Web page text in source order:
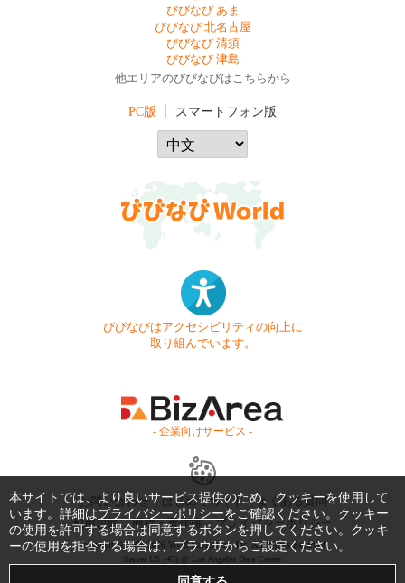
びびなび あま
びびなび 北名古屋
びびなび 清須
びびなび 津島
他エリアのびびなびはこちらから
PC版 スマートフォン版
びびなびはアクセシビリティの向上に
取り組んでいます。
- 企業向けサービス -
お問い合わせ はじめてガイド
よくある質問
利用規約
商標・著作権 プライバシーポリシー
Copyright © 1999-2026 Vivid Navigation, Inc. All Rights Reserved.
Server US (45) @ Los Angeles Data Center
本サイトでは、より良いサービス提供のため、クッキーを使用して
います。詳細はプライバシーポリシーをご確認ください。クッキー
の使用を許可する場合は同意するボタンを押してください。クッキ
ーの使用を拒否する場合は、ブラウザからご設定ください。